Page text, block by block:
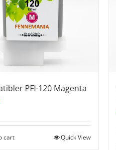
PFI-120 Magenta
cart Quick View